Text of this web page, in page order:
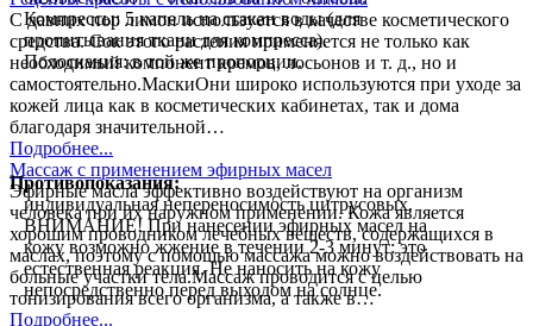
Компрессы: 5 капель на стакан воды (для
пропитывания ткани для компресса).
Полоскания: в той же пропорции.
Противопоказания:
индивидуальная непереносимость цитрусовых.
ВНИМАНИЕ! При нанесении эфирных масел на
кожу возможно жжение в течении 2-3 минут: это
естественная реакция. Не наносить на кожу
непосредственно перед выходом на солнце.
С давних пор лимон используется в качестве косметического
средства. Сок этого растения применяется не только как
необходимый компонент кремов, лосьонов и т. д., но и
самостоятельно.МаскиОни широко используются при уходе за
кожей лица как в косметических кабинетах, так и дома
благодаря значительной…
Подробнее...
Массаж с применением эфирных масел
Эфирные масла эффективно воздействуют на организм
человека при их наружном применении. Кожа является
хорошим проводником лечебных веществ, содержащихся в
маслах, поэтому с помощью массажа можно воздействовать на
больные участки тела.Массаж проводится с целью
тонизирования всего организма, а также в…
Подробнее...